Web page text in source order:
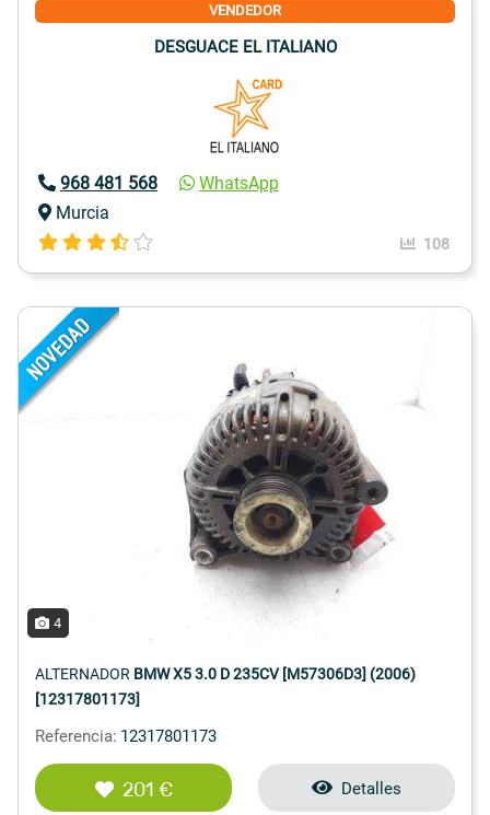
VENDEDOR
DESGUACE EL ITALIANO
968 481 568
WhatsApp
Murcia
108
4
ALTERNADOR BMW X5 3.0 D 235CV [M57306D3] (2006)
[12317801173]
Referencia: 12317801173
201 € Detalles